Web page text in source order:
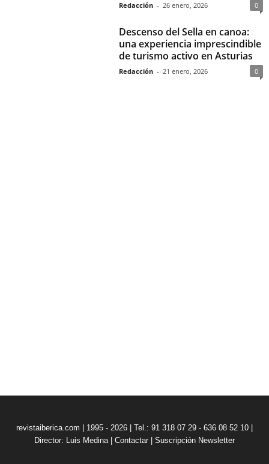
Redacción - 26 enero, 2026 0
Descenso del Sella en canoa:
una experiencia imprescindible
de turismo activo en Asturias
Redacción - 21 enero, 2026 0
revistaiberica.com | 1995 - 2026 | Tel.: 91 318 07 29 - 636 08 52 10 |
Director: Luis Medina| Contactar Suscripción Newsletter